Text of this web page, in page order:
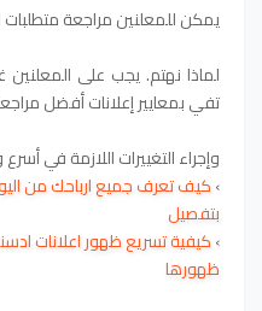
يمكن للمعلنين مراجعة متطلبات
لماذا نهتم. يجب على
تفي بمعايير إعلانات أفضل
وإجراء التغييرات اللازمة في
›كيف تعرف جميع ارباحك من
بتفصيل
›كيفية تسريع ظهور اعلانات
ظهورها